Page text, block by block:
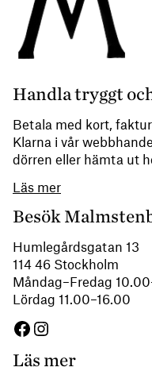
Handla tryggt
Betala med kort,
Klarna i vår
dörren eller hämta ut
Läs mer
Besök
Humlegårdsgatan 13
114 46 Stockholm
Måndag–Fredag
Lördag 11.00–16.00
Facebook
Instagram
Läs mer